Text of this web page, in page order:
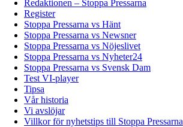
Redaktionen – Stoppa Pressarna
Register
Stoppa Pressarna vs Hänt
Stoppa Pressarna vs Newsner
Stoppa Pressarna vs Nöjeslivet
Stoppa Pressarna vs Nyheter24
Stoppa Pressarna vs Svensk Dam
Test VI-player
Tipsa
Vår historia
Vi avslöjar
Villkor för nyhetstips till Stoppa Pressarna